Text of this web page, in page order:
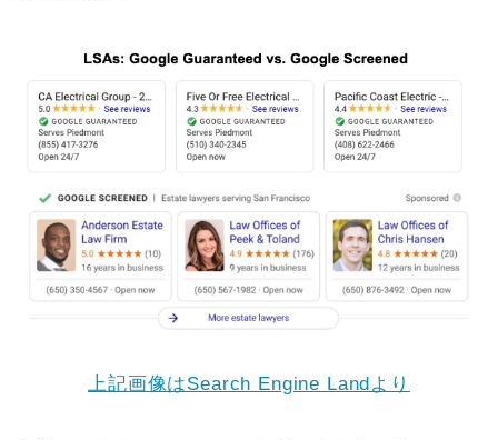
上記画像はSearch Engine Landより